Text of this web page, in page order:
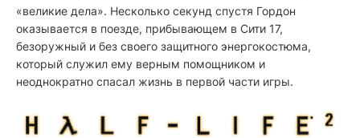
«великие дела». Несколько секунд спустя Гордон
оказывается в поезде, прибывающем в Сити 17,
безоружный и без своего защитного энергокостюма,
который служил ему верным помощником и
неоднократно спасал жизнь в первой части игры.